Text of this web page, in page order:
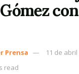
Prensa
11 de
read